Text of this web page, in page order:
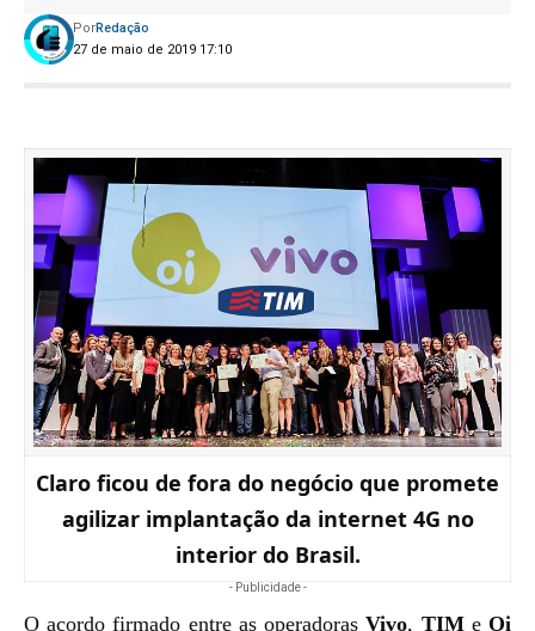
27 de maio de 2019 17:10
PorRedação
Claro ficou de fora do negócio que promete
agilizar implantação da internet 4G no
interior do Brasil.
- Publicidade -
O acordo firmado entre as operadorasVivo, TIMe Oi